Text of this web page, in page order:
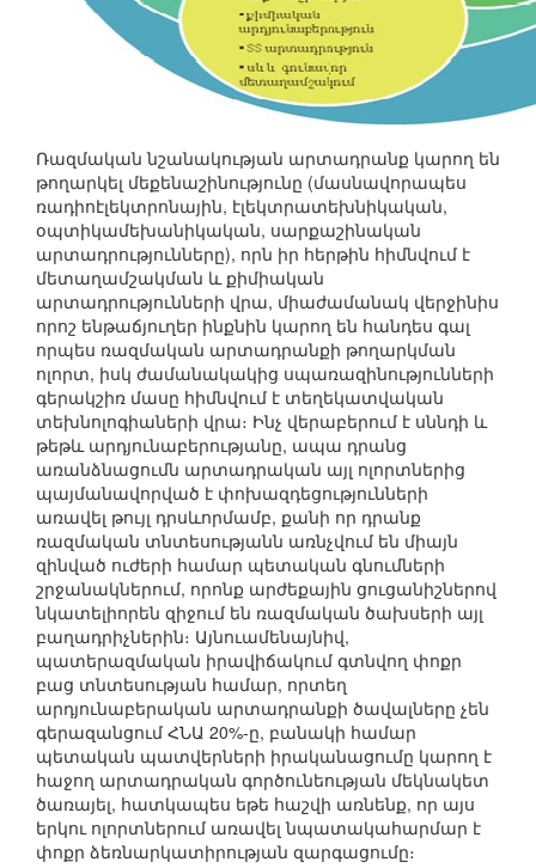
Ռազմական նշանակության արտադրանք կարող են
թողարկել մեքենաշինությունը (մասնավորապես
ռադիոէլեկտրոնային, էլեկտրատեխնիկական,
օպտիկամեխանիկական, սարքաշինական
արտադրությունները), որն իր հերթին հիմնվում է
մետաղամշակման և քիմիական
արտադրությունների վրա, միաժամանակ վերջինիս
որոշ ենթաճյուղեր ինքնին կարող են հանդես գալ
որպես ռազմական արտադրանքի թողարկման
ոլորտ, իսկ ժամանակակից սպառազինությունների
գերակշիռ մասը հիմնվում է տեղեկատվական
տեխնոլոգիաների վրա։ Ինչ վերաբերում է սննդի և
թեթև արդյունաբերությանը, ապա դրանց
առանձնացումն արտադրական այլ ոլորտներից
պայմանավորված է փոխազդեցությունների
առավել թույլ դրսևորմամբ, քանի որ դրանք
ռազմական տնտեսությանն առնչվում են միայն
զինված ուժերի համար պետական գնումների
շրջանակներում, որոնք արժեքային ցուցանիշներով
նկատելիորեն զիջում են ռազմական ծախսերի այլ
բաղադրիչներին։ Այնուամենայնիվ,
պատերազմական իրավիճակում գտնվող փոքր
բաց տնտեսության համար, որտեղ
արդյունաբերական արտադրանքի ծավալները չեն
գերազանցում ՀՆԱ 20%-ը, բանակի համար
պետական պատվերների իրականացումը կարող է
հաջող արտադրական գործունեության մեկնակետ
ծառայել, հատկապես եթե հաշվի առնենք, որ այս
երկու ոլորտներում առավել նպատակահարմար է
փոքր ձեռնարկատիրության զարգացումը։